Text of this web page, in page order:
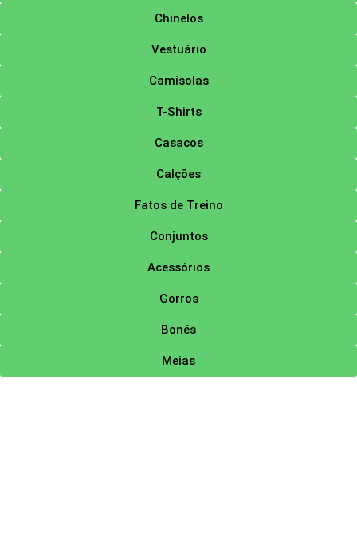
Chinelos
Vestuário
Camisolas
T-Shirts
Casacos
Calções
Fatos de Treino
Conjuntos
Acessórios
Gorros
Bonés
Meias